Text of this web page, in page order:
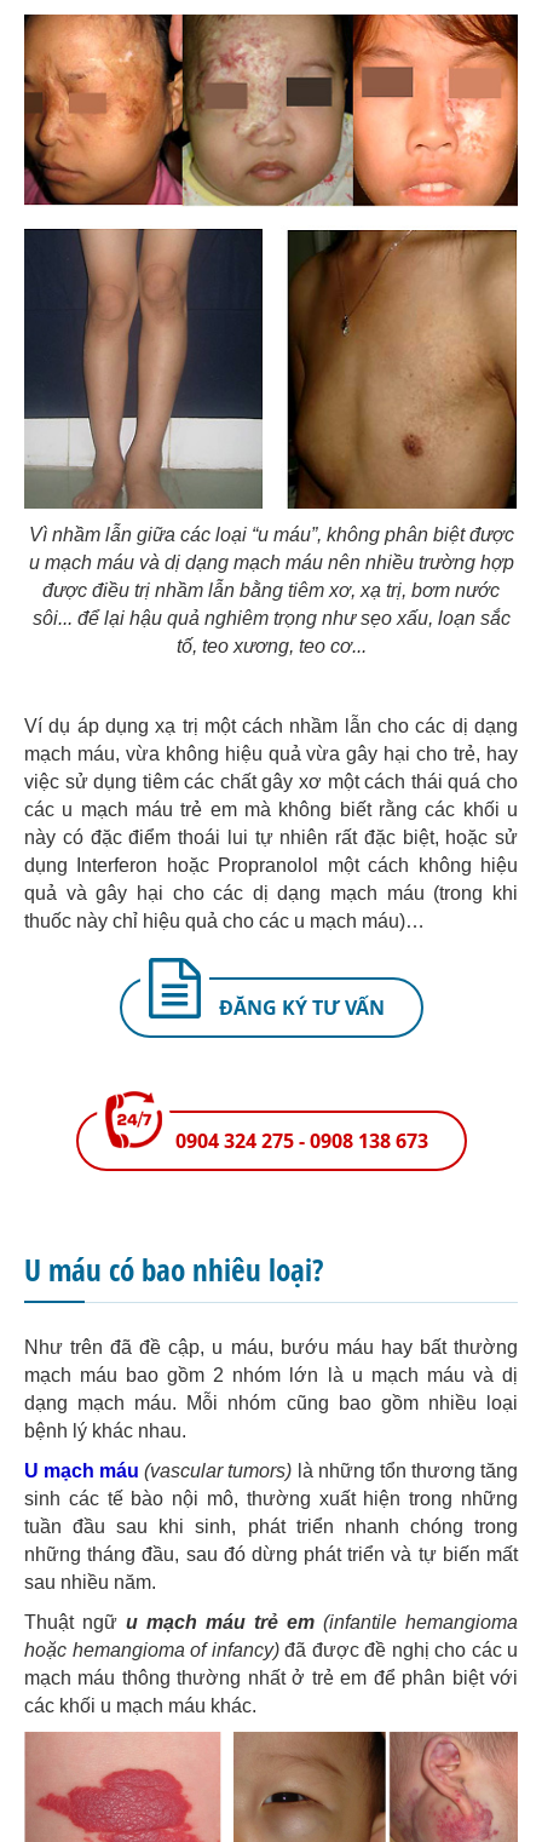
Vì nhầm lẫn giữa các loại “u máu”, không phân biệt được
u mạch máu và dị dạng mạch máu nên nhiều trường hợp
được điều trị nhầm lẫn bằng tiêm xơ, xạ trị, bơm nước
sôi... để lại hậu quả nghiêm trọng như sẹo xấu, loạn sắc
tố, teo xương, teo cơ...
Ví dụ áp dụng xạ trị một cách nhầm lẫn cho các dị dạng
mạch máu, vừa không hiệu quả vừa gây hại cho trẻ, hay
việc sử dụng tiêm các chất gây xơ một cách thái quá cho
các u mạch máu trẻ em mà không biết rằng các khối u
này có đặc điểm thoái lui tự nhiên rất đặc biệt, hoặc sử
dụng Interferon hoặc Propranolol một cách không hiệu
quả và gây hại cho các dị dạng mạch máu (trong khi
thuốc này chỉ hiệu quả cho các u mạch máu)…
ĐĂNG KÝ TƯ VẤN
0904 324 275 - 0908 138 673
U máu có bao nhiêu loại?
Như trên đã đề cập, u máu, bướu máu hay bất thường
mạch máu bao gồm 2 nhóm lớn là u mạch máu và dị
dạng mạch máu. Mỗi nhóm cũng bao gồm nhiều loại
bệnh lý khác nhau.
U mạch máu (vascular tumors) là những tổn thương tăng
sinh các tế bào nội mô, thường xuất hiện trong những
tuần đầu sau khi sinh, phát triển nhanh chóng trong
những tháng đầu, sau đó dừng phát triển và tự biến mất
sau nhiều năm.
Thuật ngữ u mạch máu trẻ em (infantile hemangioma
hoặc hemangioma of infancy) đã được đề nghị cho các u
mạch máu thông thường nhất ở trẻ em để phân biệt với
các khối u mạch máu khác.